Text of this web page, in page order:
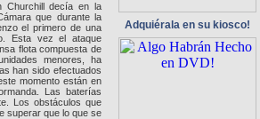
Adquiérala en su kiosco!
Churchill decía en la
que durante la
el primero de una
Esta vez el ataque
flota compuesta de
menores, ha
han sido efectuados
momento están en
Las baterías
Los obstáculos que
superar que lo que se